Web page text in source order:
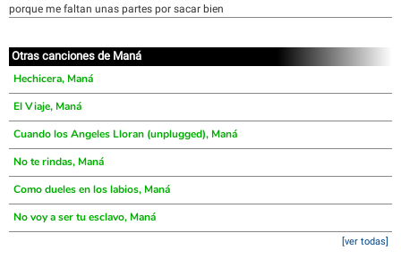
porque me faltan unas partes por sacar bien
Otras canciones de Maná
Hechicera, Maná
El Viaje, Maná
Cuando los Angeles Lloran (unplugged), Maná
No te rindas, Maná
Como dueles en los labios, Maná
No voy a ser tu esclavo, Maná
[ver todas]